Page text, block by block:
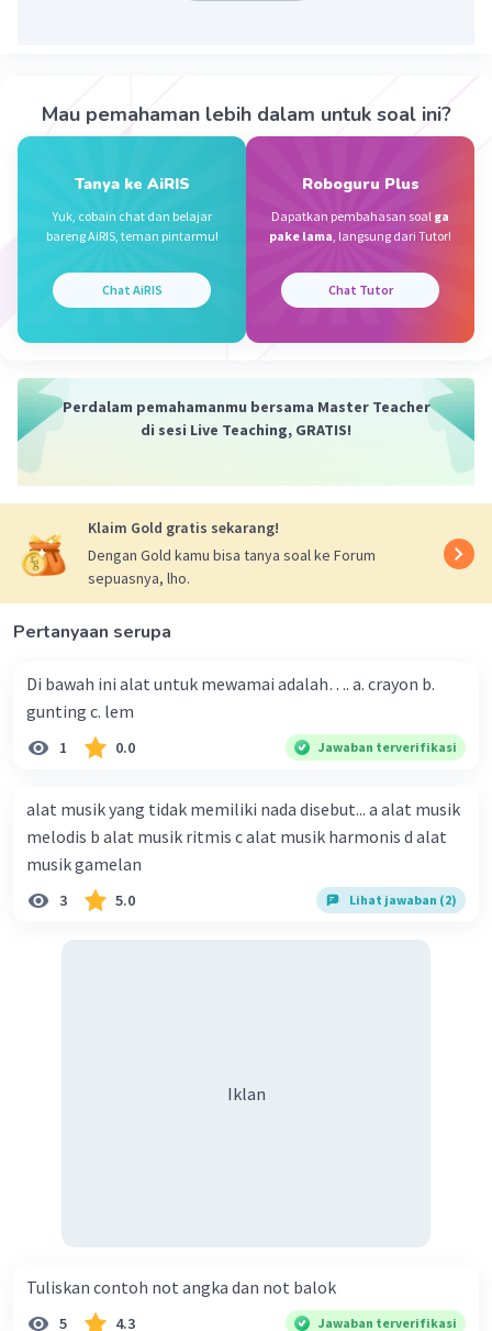
Kevin L Gold Level 87
28 September 2023 11:45
keterangan mengenai lagu tersebut, seperti panjang
memiliki simbol, lagu tersebut tidak bisa dikatakan
sebuah lagu, karena simbol berisi elemen-elemen lagu
Muhammad J Level 1
28 September 2023 11:47
Muhammad F Level 50
28 September 2023 12:11
bebek
Mau pemahaman lebih dalam untuk soal ini?
Tanya ke AiRIS
Yuk, cobain chat dan belajar
bareng AiRIS, teman pintarmu!
Chat AiRIS
Roboguru Plus
Dapatkan pembahasan soal ga
pake lama, langsung dari Tutor!
Chat Tutor
Perdalam pemahamanmu bersama Master Teacher
di sesi Live Teaching, GRATIS!
Klaim Gold gratis sekarang!
Dengan Gold kamu bisa tanya soal ke Forum
sepuasnya, lho.
Pertanyaan serupa
Di bawah ini alat untuk mewamai adalah…. a. crayon b.
gunting c. lem
1 0.0 Jawaban terverifikasi
alat musik yang tidak memiliki nada disebut... a alat musik
melodis b alat musik ritmis c alat musik harmonis d alat
musik gamelan
3 5.0 Lihat jawaban (2)
Iklan
Tuliskan contoh not angka dan not balok​
5 4.3 Jawaban terverifikasi